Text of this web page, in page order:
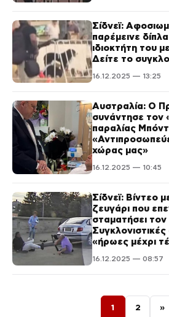
Σίδνεϊ:
παρέμεινε
ιδιοκτήτη του
Δείτε το
16.12.2025 — 13:25
Αυστραλία: Ο
συνάντησε τον
παραλίας
χώρας μας»
16.12.2025 — 10:45
Σίδνεϊ: Βίντεο
ζευγάρι που
σταματήσει
«ήρωες μέχρι
16.12.2025 — 08:57
Σελιδοποίηση άρθρων
1 2 »